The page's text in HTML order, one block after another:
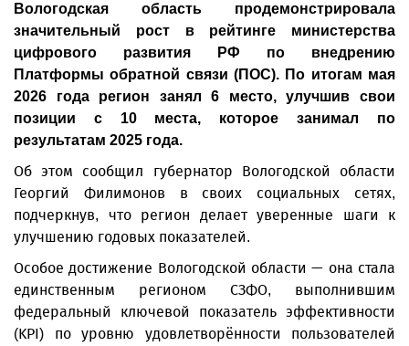
Вологодская область продемонстрировала
значительный рост в рейтинге министерства
цифрового развития РФ по внедрению
Платформы обратной связи (ПОС). По итогам мая
2026 года регион занял 6 место, улучшив свои
позиции с 10 места, которое занимал по
результатам 2025 года.
Об этом сообщил губернатор Вологодской области
Георгий Филимонов в своих социальных сетях,
подчеркнув, что регион делает уверенные шаги к
улучшению годовых показателей.
Особое достижение Вологодской области — она стала
единственным регионом СЗФО, выполнившим
федеральный ключевой показатель эффективности
(KPI) по уровню удовлетворённости пользователей